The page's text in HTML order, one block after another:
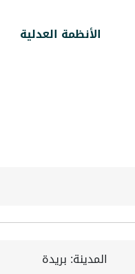
الأنظمة العدلية
المدينة: بريدة